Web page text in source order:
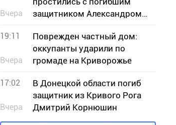
Вчера
защитником Александром
Дедяевым
19:11
Вчера
Поврежден частный дом:
оккупанты ударили по
громаде на Криворожье
17:02
Вчера
В Донецкой области погиб
защитник из Кривого Рога
Дмитрий Корнюшин